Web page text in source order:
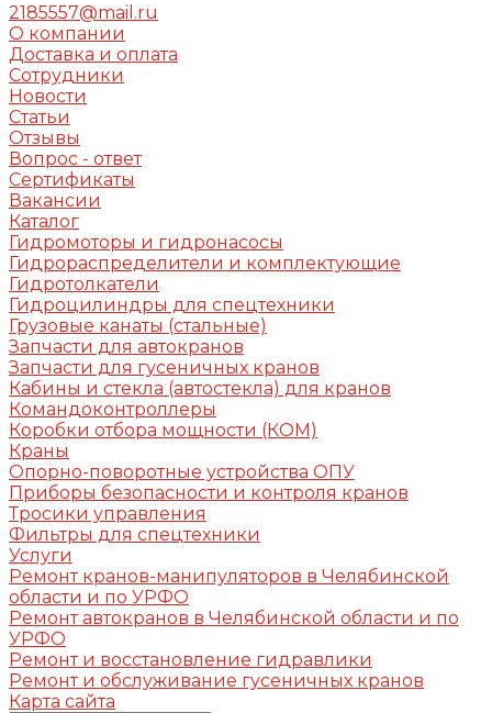
2185557@mail.ru
О компании
Доставка и оплата
Сотрудники
Новости
Статьи
Отзывы
Вопрос - ответ
Сертификаты
Вакансии
Каталог
Гидромоторы и гидронасосы
Гидрораспределители и комплектующие
Гидротолкатели
Гидроцилиндры для спецтехники
Грузовые канаты (стальные)
Запчасти для автокранов
Запчасти для гусеничных кранов
Кабины и стекла (автостекла) для кранов
Командоконтроллеры
Коробки отбора мощности (КОМ)
Краны
Опорно-поворотные устройства ОПУ
Приборы безопасности и контроля кранов
Тросики управления
Фильтры для спецтехники
Услуги
Ремонт кранов-манипуляторов в Челябинской
области и по УРФО
Ремонт автокранов в Челябинской области и по
УРФО
Ремонт и восстановление гидравлики
Ремонт и обслуживание гусеничных кранов
Карта сайта